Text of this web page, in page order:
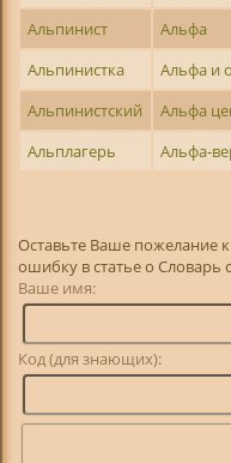
Альпинист
Альфа
Альпинистка
Альфа и
Альпинистский
Альфа
Альплагерь
Альфа-
Оставьте Ваше пожелание
ошибку в статье о Словарь
Ваше имя:
Код (для знающих):